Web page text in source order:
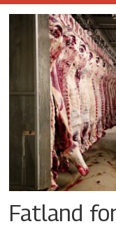
Fatland